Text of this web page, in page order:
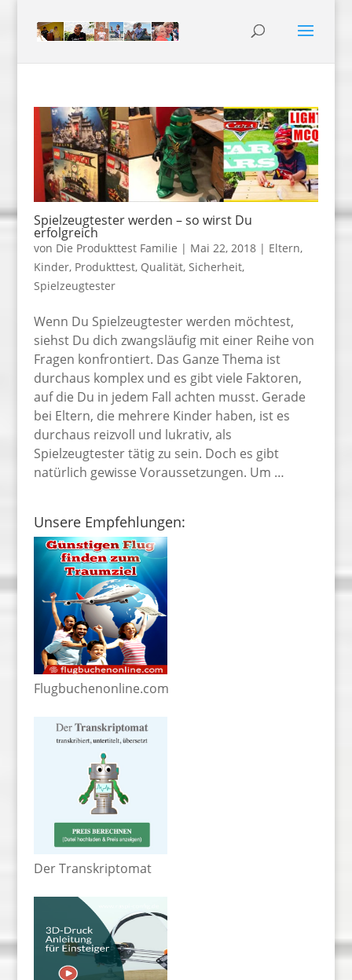
Spielzeugtester werden – so wirst Du
erfolgreich
von Die Produkttest Familie | Mai 22, 2018| Eltern,
Kinder, Produkttest, Qualität, Sicherheit,
Spielzeugtester
Wenn Du Spielzeugtester werden möchtest,
siehst Du dich zwangsläufig mit einer Reihe von
Fragen konfrontiert. Das Ganze Thema ist
durchaus komplex und es gibt viele Faktoren,
auf die Du in jedem Fall achten musst. Gerade
bei Eltern, die mehrere Kinder haben, ist es
durchaus reizvoll und lukrativ, als
Spielzeugtester tätig zu sein. Doch es gibt
natürlich gewisse Voraussetzungen. Um …
Unsere Empfehlungen:
Flugbuchenonline.com
Der Transkriptomat